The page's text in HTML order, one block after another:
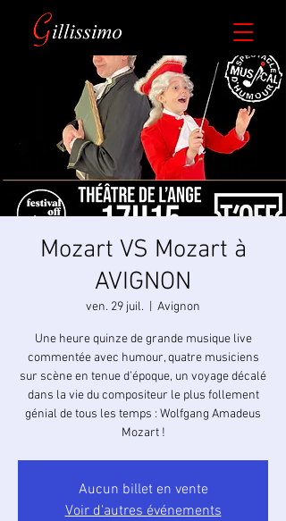
​Mozart VS Mozart à
AVIGNON
ven. 29 juil. Avignon
Une heure quinze de grande musique live
commentée avec humour, quatre musiciens
sur scène en tenue d’époque, un voyage décalé
dans la vie du compositeur le plus follement
génial de tous les temps : Wolfgang Amadeus
Mozart !
Aucun billet en vente
Voir d'autres événements